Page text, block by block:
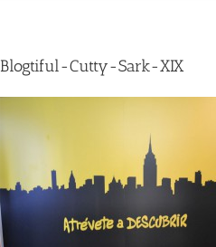
Blogtiful-Cutty-Sark-XIX